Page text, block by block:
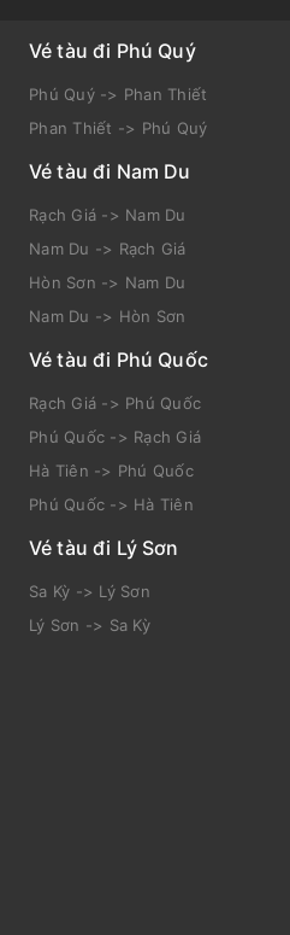
Vé tàu đi Phú Quý
Phú Quý -> Phan Thiết
Phan Thiết -> Phú Quý
Vé tàu đi Nam Du
Rạch Giá -> Nam Du
Nam Du -> Rạch Giá
Hòn Sơn -> Nam Du
Nam Du -> Hòn Sơn
Vé tàu đi Phú Quốc
Rạch Giá -> Phú Quốc
Phú Quốc -> Rạch Giá
Hà Tiên -> Phú Quốc
Phú Quốc -> Hà Tiên
Vé tàu đi Lý Sơn
Sa Kỳ -> Lý Sơn
Lý Sơn -> Sa Kỳ